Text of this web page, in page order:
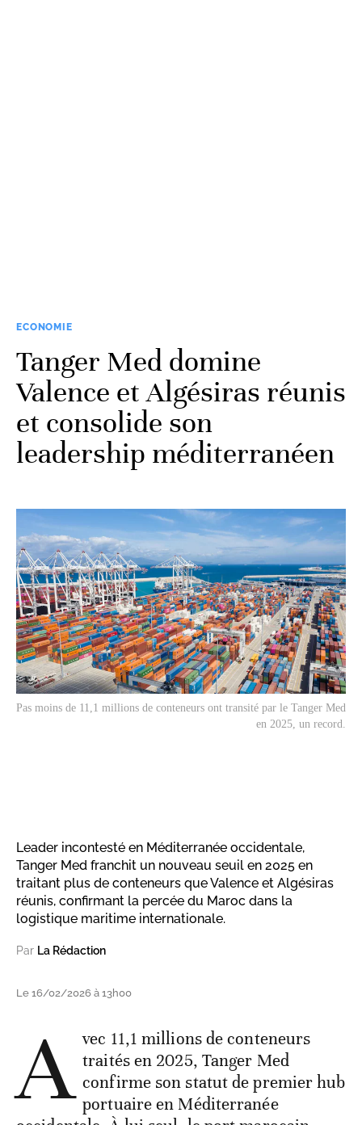
ECONOMIE
Tanger Med domine
Valence et Algésiras réunis
et consolide son
leadership méditerranéen
Pas moins de 11,1 millions de conteneurs ont transité par le Tanger Med
en 2025, un record.
Leader incontesté en Méditerranée occidentale,
Tanger Med franchit un nouveau seuil en 2025 en
traitant plus de conteneurs que Valence et Algésiras
réunis, confirmant la percée du Maroc dans la
logistique maritime internationale.
Par La Rédaction
Le 16/02/2026 à 13h00
A vec 11,1 millions de conteneurs
traités en 2025, Tanger Med
confirme son statut de premier hub
portuaire en Méditerranée